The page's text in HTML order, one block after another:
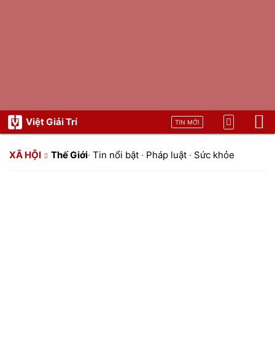
Việt Giải Trí TIN MỚI
XÃ HỘI Thế Giới· Tin nổi bật · Pháp luật · Sức khỏe